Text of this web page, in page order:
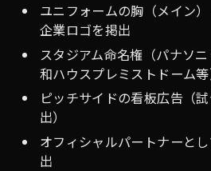
ユニフォームの胸（メイン
企業ロゴを掲出
スタジアム命名権（パナソ
和ハウスプレミストドーム等
ピッチサイドの看板広告（
出）
オフィシャルパートナーと
出